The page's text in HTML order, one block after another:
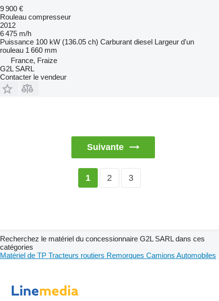
9 900 €
Rouleau compresseur
2012
6 475 m/h
Puissance 100 kW (136.05 ch) Carburant diesel Largeur d'un
rouleau 1 660 mm
France, Fraize
G2L SARL
Contacter le vendeur
Suivante
1 2 3
Recherchez le matériel du concessionnaire G2L SARL dans ces
catégories
Matériel de TP Tracteurs routiers Remorques Camions Automobiles